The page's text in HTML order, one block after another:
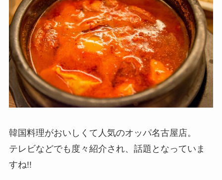
韓国料理がおいしくて人気のオッパ名古屋店。
テレビなどでも度々紹介され、話題となっていま
すね!!